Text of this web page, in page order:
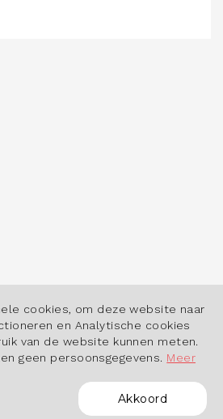
cookies, om deze website naar
en Analytische cookies
van de website kunnen meten.
geen persoonsgegevens. Meer
Akkoord